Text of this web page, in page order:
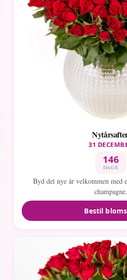
31
146
DAGE
Byd det nye år velkommen med
champagne.
Bestil